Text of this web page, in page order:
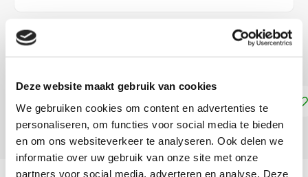
Deze website maakt gebruik van cookies
We gebruiken cookies om content en advertenties te
personaliseren, om functies voor social media te bieden
en om ons websiteverkeer te analyseren. Ook delen we
informatie over uw gebruik van onze site met onze
partners voor social media, adverteren en analyse. Deze
€3,90
Toevoegen aan winkelwagen
DELEN: